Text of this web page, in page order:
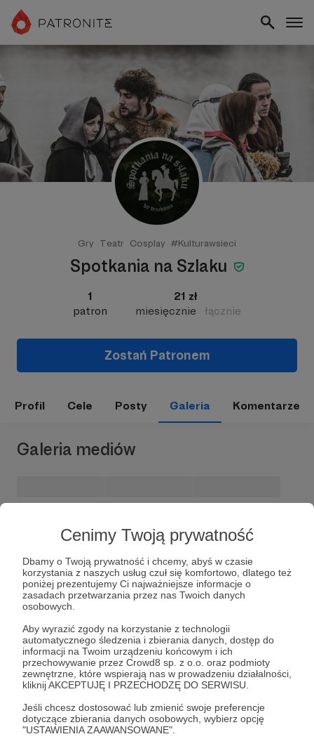
Cenimy Twoją prywatność
Dbamy o Twoją prywatność i chcemy, abyś w czasie
korzystania z naszych usług czuł się komfortowo, dlatego też
poniżej prezentujemy Ci najważniejsze informacje o
zasadach przetwarzania przez nas Twoich danych
osobowych.
Aby wyrazić zgody na korzystanie z technologii
automatycznego śledzenia i zbierania danych, dostęp do
informacji na Twoim urządzeniu końcowym i ich
przechowywanie przez Crowd8 sp. z o.o. oraz podmioty
zewnętrzne, które wspierają nas w prowadzeniu działalności,
kliknij AKCEPTUJĘ I PRZECHODZĘ DO SERWISU.
Jeśli chcesz dostosować lub zmienić swoje preferencje
dotyczące zbierania danych osobowych, wybierz opcję
"USTAWIENIA ZAAWANSOWANE".
Gry Teatr Cosplay #Kulturawsieci
Spotkania na Szlaku
1
patron
21 zł
miesięcznie
łącznie
Zostań Patronem
Profil Cele Posty Galeria Komentarze
Galeria mediów
Dołącz do grona Patronów!
Wesprzyj działalność Autora Spotkania na Szlaku
teraz!
Zostań Patronem